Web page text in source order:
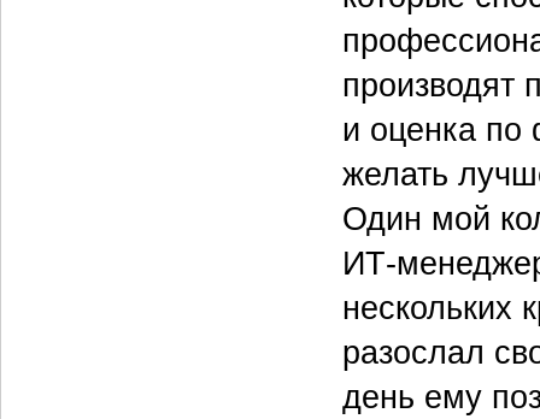
и оценка по
желать
Один мой
нескольких
разослал
день ему